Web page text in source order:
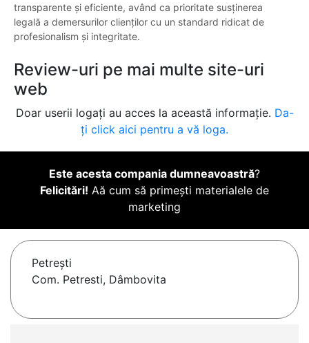
transparente și eficiente, având ca prioritate susținerea
legală a demersurilor clienților cu un standard ridicat de
profesionalism și integritate.
Review-uri pe mai multe site-uri
web
Doar userii logați au acces la această informație. Da-
ți click aici pentru a vă loga.
Este acesta compania dumneavoastră?
Felicitări! Aă cum să primești materialele de
marketing
Petreşti
Com. Petresti, Dâmbovita